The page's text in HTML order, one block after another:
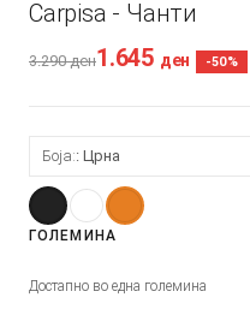
Carpisa - Чанти
3.290ден1.645 ден -50%
Боја: Црна
ГОЛЕМИНА
Достапно во една големина